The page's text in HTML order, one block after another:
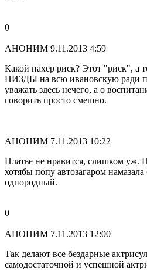
0
АНОНИМ 9.11.2013 4:59
Какой нахер риск? Этот "риск", а
ПИЗДЫ на всю ивановскую ради
уважать здесь нечего, а о
говорить просто смешно.
АНОНИМ 7.11.2013 10:22
Платье не нравится, слишком уж.
хотябы попу автозагаром
однородный.
0
АНОНИМ 7.11.2013 12:00
Так делают все бездарные
самодостаточной и успешной